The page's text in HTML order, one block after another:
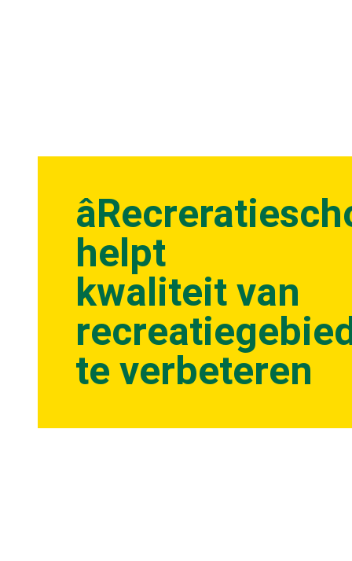
helpt
kwaliteit van
te verbeteren